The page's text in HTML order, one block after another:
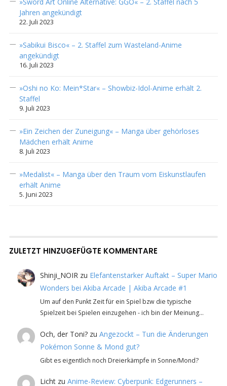
Jahren angekündigt
22. Juli 2023
»Sabikui Bisco« – 2. Staffel zum Wasteland-Anime
angekündigt
16. Juli 2023
»Oshi no Ko: Mein*Star« – Showbiz-Idol-Anime erhält 2.
Staffel
9. Juli 2023
»Ein Zeichen der Zuneigung« – Manga über gehörloses
Mädchen erhält Anime
8. Juli 2023
»Medalist« – Manga über den Traum vom Eiskunstlaufen
erhält Anime
5. Juni 2023
ZULETZT HINZUGEFÜGTE KOMMENTARE
Shinji_NOIR zu Elefantenstarker Auftakt – Super Mario
Wonders bei Akiba Arcade | Akiba Arcade #1
Um auf den Punkt Zeit für ein Spiel bzw die typische
Spielzeit bei Spielen einzugehen - ich bin der Meinung…
Och, der Toni? zuAngezockt – Tun die Änderungen
Pokémon Sonne & Mond gut?
Gibt es eigentlich noch Dreierkämpfe in Sonne/Mond?
Licht zuAnime-Review: Cyberpunk: Edgerunners –